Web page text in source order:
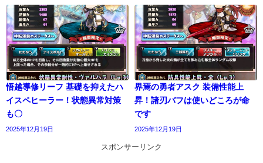
悟越導修リーフ 基礎を抑えたハ
イスペヒーラー！状態異常対策
も〇
2025年12月19日
界焉の勇者アスク 装備性能上
昇！諸刃バフは使いどころが命
です
2025年12月19日
スポンサーリンク